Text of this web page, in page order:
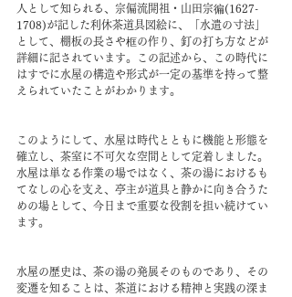
人として知られる、宗偏流開祖・山田宗徧(1627-
1708)が記した利休茶道具図絵に、「水遣の寸法」
として、棚板の長さや框の作り、釘の打ち方などが
詳細に記されています。この記述から、この時代に
はすでに水屋の構造や形式が一定の基準を持って整
えられていたことがわかります。
このようにして、水屋は時代とともに機能と形態を
確立し、茶室に不可欠な空間として定着しました。
水屋は単なる作業の場ではなく、茶の湯におけるも
てなしの心を支え、亭主が道具と静かに向き合うた
めの場として、今日まで重要な役割を担い続けてい
ます。
水屋の歴史は、茶の湯の発展そのものであり、その
変遷を知ることは、茶道における精神と実践の深ま